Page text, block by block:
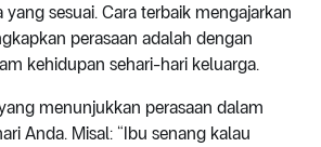
sesuai. Cara terbaik mengajarkan
perasaan adalah dengan
kehidupan sehari-hari keluarga.
menunjukkan perasaan dalam
Anda. Misal: “Ibu senang kalau